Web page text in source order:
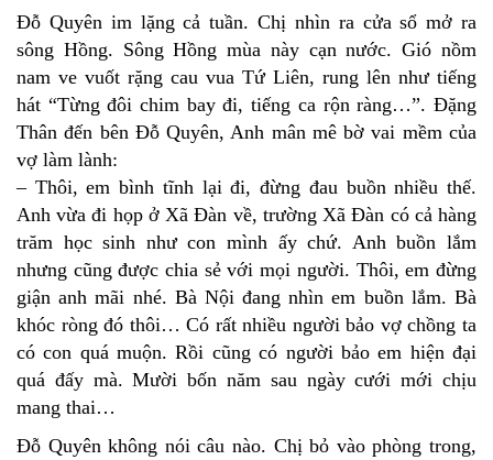
Đỗ Quyên im lặng cả tuần. Chị nhìn ra cửa sổ mở ra
sông Hồng. Sông Hồng mùa này cạn nước. Gió nồm
nam ve vuốt rặng cau vua Tứ Liên, rung lên như tiếng
hát “Từng đôi chim bay đi, tiếng ca rộn ràng…”. Đặng
Thân đến bên Đỗ Quyên, Anh mân mê bờ vai mềm của
vợ làm lành:
– Thôi, em bình tĩnh lại đi, đừng đau buồn nhiều thế.
Anh vừa đi họp ở Xã Đàn về, trường Xã Đàn có cả hàng
trăm học sinh như con mình ấy chứ. Anh buồn lắm
nhưng cũng được chia sẻ với mọi người. Thôi, em đừng
giận anh mãi nhé. Bà Nội đang nhìn em buồn lắm. Bà
khóc ròng đó thôi… Có rất nhiều người bảo vợ chồng ta
có con quá muộn. Rồi cũng có người bảo em hiện đại
quá đấy mà. Mười bốn năm sau ngày cưới mới chịu
mang thai…
Đỗ Quyên không nói câu nào. Chị bỏ vào phòng trong,